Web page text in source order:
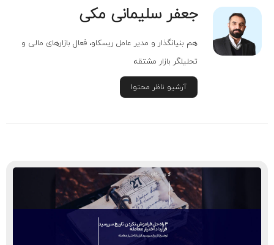
جعفر سلیمانی مکی
هم بنیانگذار و مدیر عامل ریسکاو، فعال بازارهای مالی و
تحلیلگر بازار مشتقه
آرشیو ناظر محتوا